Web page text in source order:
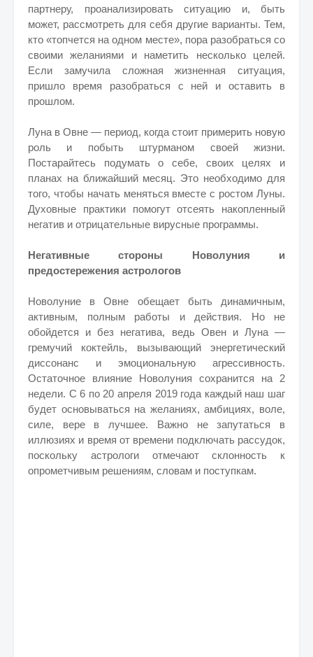
партнеру, проанализировать ситуацию и, быть
может, рассмотреть для себя другие варианты. Тем,
кто «топчется на одном месте», пора разобраться со
своими желаниями и наметить несколько целей.
Если замучила сложная жизненная ситуация,
пришло время разобраться с ней и оставить в
прошлом.
Луна в Овне — период, когда стоит примерить новую
роль и побыть штурманом своей жизни.
Постарайтесь подумать о себе, своих целях и
планах на ближайший месяц. Это необходимо для
того, чтобы начать меняться вместе с ростом Луны.
Духовные практики помогут отсеять накопленный
негатив и отрицательные вирусные программы.
Негативные стороны Новолуния и
предостережения астрологов
Новолуние в Овне обещает быть динамичным,
активным, полным работы и действия. Но не
обойдется и без негатива, ведь Овен и Луна —
гремучий коктейль, вызывающий энергетический
диссонанс и эмоциональную агрессивность.
Остаточное влияние Новолуния сохранится на 2
недели. С 6 по 20 апреля 2019 года каждый наш шаг
будет основываться на желаниях, амбициях, воле,
силе, вере в лучшее. Важно не запутаться в
иллюзиях и время от времени подключать рассудок,
поскольку астрологи отмечают склонность к
опрометчивым решениям, словам и поступкам.